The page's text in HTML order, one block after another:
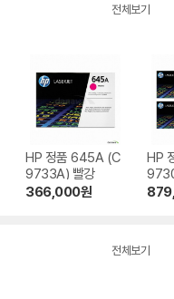
전체보기
HP 정품 645A (C
9733A) 빨강
366,000원
HP
전체보기